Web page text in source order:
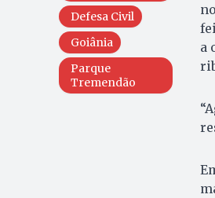
Defesa Civil
Goiânia
Parque
Tremendão
a